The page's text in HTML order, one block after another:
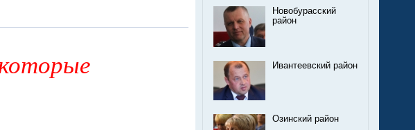
Новобурасский
район
Ивантеевский район
Озинский район